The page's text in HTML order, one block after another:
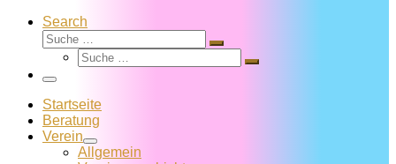
Search
Suche
Suche
Suche
Suche
Menü
Startseite
Beratung
Verein
Allgemein